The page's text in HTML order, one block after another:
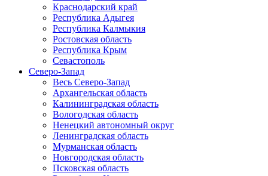
Краснодарский край
Республика Адыгея
Республика Калмыкия
Ростовская область
Республика Крым
Севастополь
Северо-Запад
Весь Северо-Запад
Архангельская область
Калининградская область
Вологодская область
Ненецкий автономный округ
Ленинградская область
Мурманская область
Новгородская область
Псковская область